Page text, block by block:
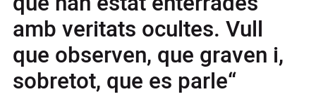
amb veritats ocultes. Vull
que observen, que graven i,
sobretot, que es parle“